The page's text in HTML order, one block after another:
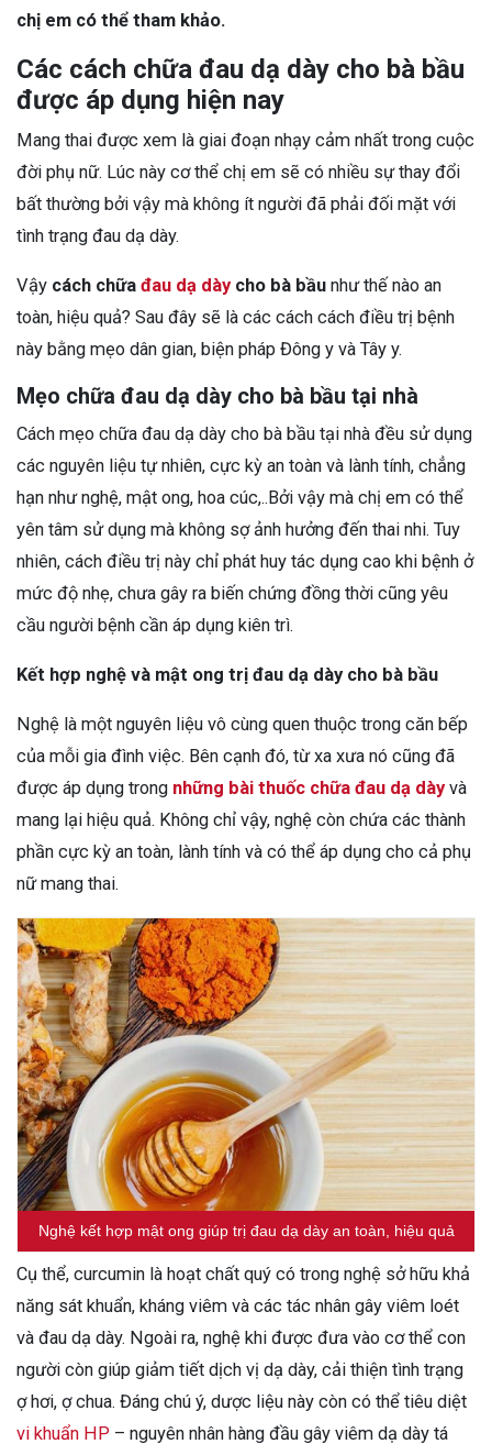
chị em có thể tham khảo.
Các cách chữa đau dạ dày cho bà bầu
được áp dụng hiện nay
Mang thai được xem là giai đoạn nhạy cảm nhất trong cuộc
đời phụ nữ. Lúc này cơ thể chị em sẽ có nhiều sự thay đổi
bất thường bởi vậy mà không ít người đã phải đối mặt với
tình trạng đau dạ dày.
Vậy cách chữa đau dạ dàycho bà bầu như thế nào an
toàn, hiệu quả? Sau đây sẽ là các cách cách điều trị bệnh
này bằng mẹo dân gian, biện pháp Đông y và Tây y.
Mẹo chữa đau dạ dày cho bà bầu tại nhà
Cách mẹo chữa đau dạ dày cho bà bầu tại nhà đều sử dụng
các nguyên liệu tự nhiên, cực kỳ an toàn và lành tính, chẳng
hạn như nghệ, mật ong, hoa cúc,..Bởi vậy mà chị em có thể
yên tâm sử dụng mà không sợ ảnh hưởng đến thai nhi. Tuy
nhiên, cách điều trị này chỉ phát huy tác dụng cao khi bệnh ở
mức độ nhẹ, chưa gây ra biến chứng đồng thời cũng yêu
cầu người bệnh cần áp dụng kiên trì.
Kết hợp nghệ và mật ong trị đau dạ dày cho bà bầu
Nghệ là một nguyên liệu vô cùng quen thuộc trong căn bếp
của mỗi gia đình việc. Bên cạnh đó, từ xa xưa nó cũng đã
được áp dụng trong những bài thuốc chữa đau dạ dàyvà
mang lại hiệu quả. Không chỉ vậy, nghệ còn chứa các thành
phần cực kỳ an toàn, lành tính và có thể áp dụng cho cả phụ
nữ mang thai.
Nghệ kết hợp mật ong giúp trị đau dạ dày an toàn, hiệu quả
Cụ thể, curcumin là hoạt chất quý có trong nghệ sở hữu khả
năng sát khuẩn, kháng viêm và các tác nhân gây viêm loét
và đau dạ dày. Ngoài ra, nghệ khi được đưa vào cơ thể con
người còn giúp giảm tiết dịch vị dạ dày, cải thiện tình trạng
ợ hơi, ợ chua. Đáng chú ý, dược liệu này còn có thể tiêu diệt
vi khuẩn HP – nguyên nhân hàng đầu gây viêm dạ dày tá